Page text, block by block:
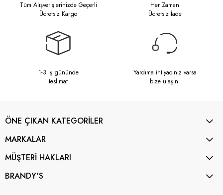
Tüm Alışverişlerinizde Geçerli
Ücretsiz Kargo
Her Zaman
Ücretsiz İade
1-3 iş gününde
teslimat
Yardıma ihtiyacınız varsa
bize ulaşın.
ÖNE ÇIKAN KATEGORİLER
MARKALAR
MÜŞTERİ HAKLARI
BRANDY'S